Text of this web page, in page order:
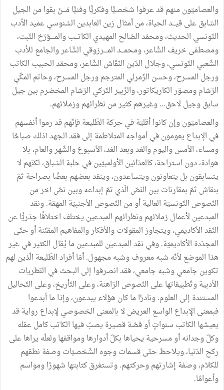
والعصاميّونمنهمقدعرفوا شخصيًّاوفكريًّاوفنيًّامَـــنْ بقوامن الجيل
السّابقعلىقيـــدالحياة،منأمثال زين العابدين السّنوسيعميدالأدب
التّونسي الحديث،ومحمّدالصّالح المهيدي الكاتـــبوالمــــؤرّخ الثّبت،
ومصطفىخريف الشّاعر،ومحمـــدالمــــرزوقي الشّاعروالجامع للأدب
الشّعبي التّونسي،وجلال الدّين النّقّاش الشّاعر،ومحمّدالحبيب الكاتب
ورجل المسرح،وحسن الزّمرلي المترجمورجل المسرح،وحاتم المكّي
الرّسّامومصوّرالكاريكاتور،والزّبيرالتّركي الرّسّام المخضرم بينجيل
سابقوجيل لاحق...وغيرهمكثيرمن نظرائهموزملائهم.
والعصاميّونوإنكانواأقليّةفيحركة الطّليعةفإنّهمقدرمواأنفسهم
في الإبداع يعومونفيأمواجه المتلاطمة إلىفقدالجهد!ذلك صباحًا
ومساء،الأمسواليوموالغدوبعدالغد،الأسبوعوالشّهروالعام،بلا
هوادة،دون استراحة،كالعدّائين الأولمبيّينفيحلبة السّباق،لكنّهم لا
يتسابقون بل يتعاونونويتساعدون،وينقدبعضهم بعضًا بصراحة ثمّ
بنقاش ثمّ بمقارنات بين النّصّ الّذي تمّ إبداعهوبين نصّآخرمن
النّصوص التّونسيّة العاليةأومن النّصوص الأجنبيّة المهمّة.ونقد
المبدعين لأعمال زملائهمونظرائهم المبدعين يختلف اختلافًاجذريًّاعن
النّقدالأكاديمي،ويتجاوزالمقولاتوالأفكاروالمفاهيم المقنّنةأوحتّى
المجدّدة الأكاديميّة.وفي نقدالمبدعين للمبدعينما يُقال الكثيرفيغير
هذا الموضع لأنّه شبهمعروفوشبهمجهول.أمّاأفرادالطّليعة الّذين لهم
تكوينجامعيوشبهجامعي،فقدانصرفوا إلى البحثفي النّظريات
الأدبيةوتّطبيقاتهاعلى النّصوص الرّاهنة،وعلى التّأريخ،وعلى التّحاليل
المستندة إلى العلوم.ونادرًاماكان هؤلاء يبدعون،وإذاماأبدعوا
فبمعنى الإبداع الواسع العريض لابالمعنى الخصوصي لإبداع روايةقد
يعيشها الكاتب سنواتٍأوقصّةقصيرة يصبّفيها الكاتبكاملعقله
وكلّوجدانهأومسرحية يحياها بكلّأدوارهاومواقفهاولعلّه يراهاعلى
ركح الدّنيا،ويلاحظحتّىقسماتوجوه الشّخصيّاتوصفة نطقهم
للكلام،وصفة إشارتهموحركتهم.وتستغرقكتابتها شهورًاومواسم
وأعوامًا.